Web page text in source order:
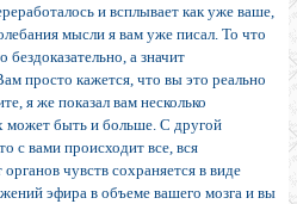
и всплывает как уже ваше,
мысли я вам уже писал. То что
бездоказательно, а значит
просто кажется, что вы это реально
я же показал вам несколько
может быть и больше. С другой
с вами происходит все, вся
чувств сохраняется в виде
эфира в объеме вашего мозга и вы